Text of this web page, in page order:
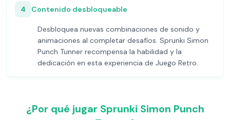
4 Contenido desbloqueable
Desbloquea nuevas combinaciones de sonido y
animaciones al completar desafíos. Sprunki Simon
Punch Tunner recompensa la habilidad y la
dedicación en esta experiencia de Juego Retro.
¿Por qué jugar Sprunki Simon Punch